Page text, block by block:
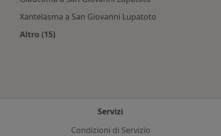
Xantelasma a San Giovanni Lupatoto
Altro (15)
Servizi
Condizioni di Servizio